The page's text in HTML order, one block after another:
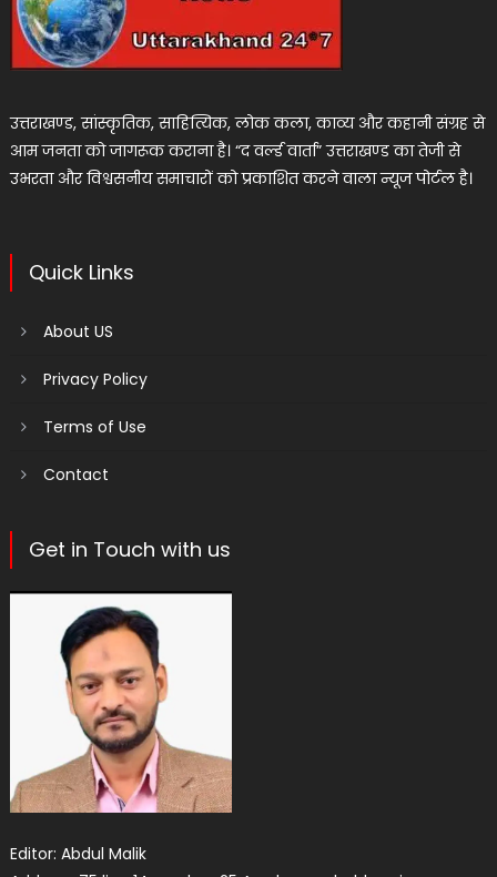
उत्तराखण्ड, सांस्कृतिक, साहित्यिक, लोक कला, काव्य और कहानी संग्रह से
आम जनता को जागरूक कराना है। “द वर्ल्ड वार्ता” उत्तराखण्ड का तेजी से
उभरता और विश्वसनीय समाचारों को प्रकाशित करने वाला न्यूज पोर्टल है।
Quick Links
About US
Privacy Policy
Terms of Use
Contact
Get in Touch with us
Editor: Abdul Malik